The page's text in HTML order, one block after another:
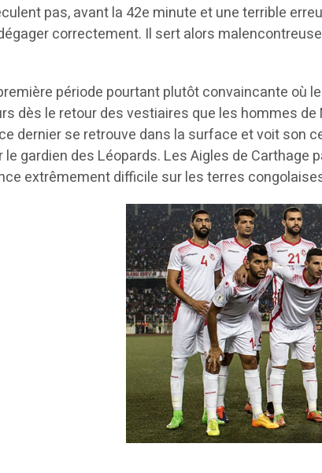
pas, avant la 42e minute et une terrible
correctement. Il sert alors
période pourtant plutôt convaincante où
dès le retour des vestiaires que les hommes
dernier se retrouve dans la surface et voit son
gardien des Léopards. Les Aigles de Carthage
extrêmement difficile sur les terres